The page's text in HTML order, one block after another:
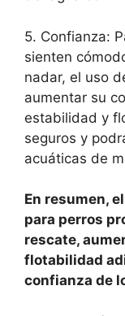
5. Confianza:
sienten
nadar, el uso
aumentar su
estabilidad y
seguros y
acuáticas de
En resumen,
para perros
rescate,
flotabilidad
confianza de